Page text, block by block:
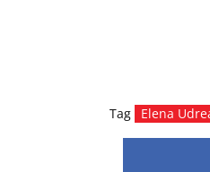
Tag Elena